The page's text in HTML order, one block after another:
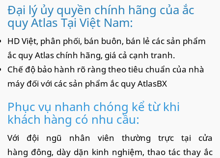
Đại lý ủy quyền chính hãng của ắc
quy Atlas Tại Việt Nam:
HD Việt, phân phối, bán buôn, bán lẻ các sản phẩm
ắc quy Atlas chính hãng, giá cả cạnh tranh.
Chế độ bảo hành rõ ràng theo tiêu chuẩn của nhà
máy đối với các sản phẩm ắc quy AtlasBX
Phục vụ nhanh chóng kể từ khi
khách hàng có nhu cầu:
Với đội ngũ nhân viên thường trực tại cửa
hàng đông, dày dặn kinh nghiệm, thao tác thay ắc